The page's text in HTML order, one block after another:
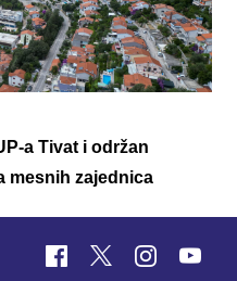
a Tivat i održan
mesnih zajednica